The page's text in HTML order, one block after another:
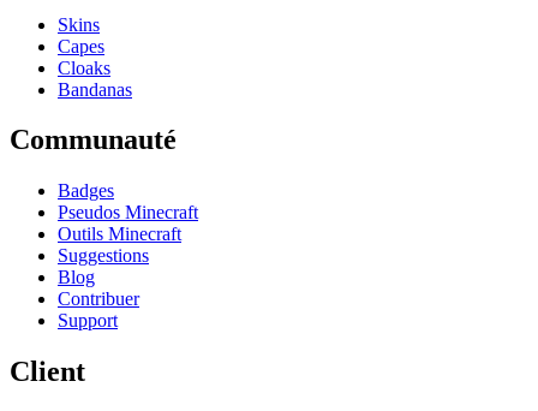
Skins
Capes
Cloaks
Bandanas
Communauté
Badges
Pseudos Minecraft
Outils Minecraft
Suggestions
Blog
Contribuer
Support
Client